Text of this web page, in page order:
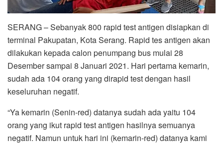
SERANG – Sebanyak 800 rapid test antigen disiapkan di
terminal Pakupatan, Kota Serang. Rapid tes antigen akan
dilakukan kepada calon penumpang bus mulai 28
Desember sampai 8 Januari 2021. Hari pertama kemarin,
sudah ada 104 orang yang dirapid test dengan hasil
keseluruhan negatif.
“Ya kemarin (Senin-red) datanya sudah ada yaitu 104
orang yang ikut rapid test antigen hasilnya semuanya
negatif. Namun untuk hari ini (kemarin-red) datanya kami